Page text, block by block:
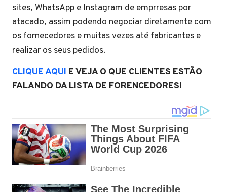
sites, WhatsApp e Instagram de emprresas por
atacado, assim podendo negociar diretamente com
os fornecedores e muitas vezes até fabricantes e
realizar os seus pedidos.
CLIQUE AQUIE VEJA O QUE CLIENTES ESTÃO
FALANDO DA LISTA DE FORENCEDORES!